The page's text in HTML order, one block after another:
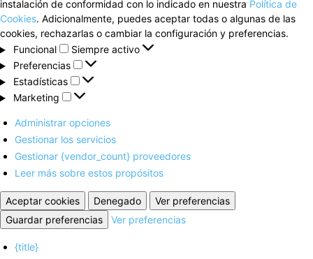
instalación de conformidad con lo indicado en nuestra Política de
Cookies. Adicionalmente, puedes aceptar todas o algunas de las
cookies, rechazarlas o cambiar la configuración y preferencias.
Funcional
Funcional
Siempre activo
Preferencias
Preferencias
Estadísticas
Estadísticas
Marketing
Marketing
Administrar opciones
Gestionar los servicios
Gestionar {vendor_count} proveedores
Leer más sobre estos propósitos
Aceptar cookies Denegado
Ver preferencias
Guardar preferencias
Ver preferencias
{title}